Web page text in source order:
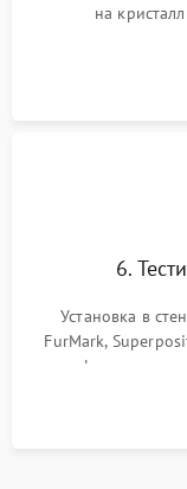
на
питания. Монтаж
6.
Установка в
FurMark,
графического
артефактов